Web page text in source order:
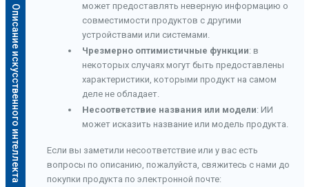
Описание искусственного интеллекта
может предоставлять неверную информацию о
совместимости продуктов с другими
устройствами или системами.
Чрезмерно оптимистичные функции: в
некоторых случаях могут быть предоставлены
характеристики, которыми продукт на самом
деле не обладает.
Несоответствие названия или модели: ИИ
может исказить название или модель продукта.
Если вы заметили несоответствие или у вас есть
вопросы по описанию, пожалуйста, свяжитесь с нами до
покупки продукта по электронной почте: